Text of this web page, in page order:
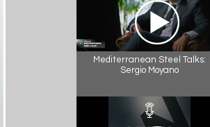
Mediterranean Steel Talks:
Sergio Moyano